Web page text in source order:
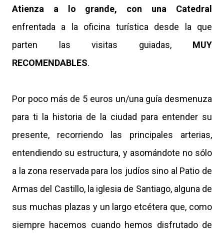
Atienza a lo grande, con una Catedral
enfrentada a la oficina turística desde la que
parten las visitas guiadas, MUY
RECOMENDABLES.
Por poco más de 5 euros un/una guía desmenuza
para ti la historia de la ciudad para entender su
presente, recorriendo las principales arterias,
entendiendo su estructura, y asomándote no sólo
a la zona reservada para los judíos sino al Patio de
Armas del Castillo, la iglesia de Santiago, alguna de
sus muchas plazas y un largo etcétera que, como
siempre hacemos cuando hemos disfrutado de